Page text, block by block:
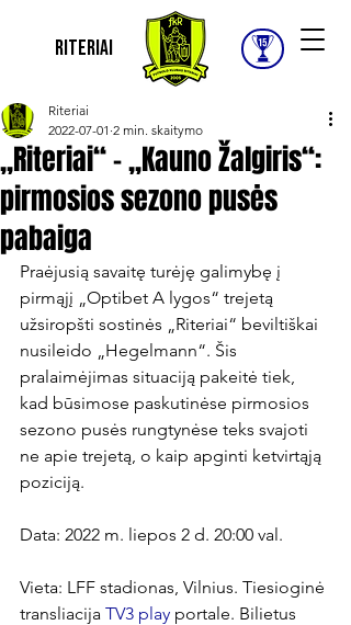
Riteriai
„Riteriai“ – „Kauno Žalgiris“:
pirmosios sezono pusės
pabaiga
Riteriai
2022-07-01 2 min. skaitymo
Praėjusią savaitę turėję galimybę į
pirmąjį „Optibet A lygos“ trejetą
užsiropšti sostinės „Riteriai“ beviltiškai
nusileido „Hegelmann“. Šis
pralaimėjimas situaciją pakeitė tiek,
kad būsimose paskutinėse pirmosios
sezono pusės rungtynėse teks svajoti
ne apie trejetą, o kaip apginti ketvirtąją
poziciją.
Data: 2022 m. liepos 2 d. 20:00 val.
Vieta: LFF stadionas, Vilnius. Tiesioginė
transliacija TV3 play portale. Bilietus